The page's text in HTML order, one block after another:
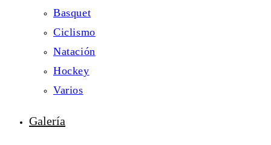
Basquet
Ciclismo
Natación
Hockey
Varios
Galería